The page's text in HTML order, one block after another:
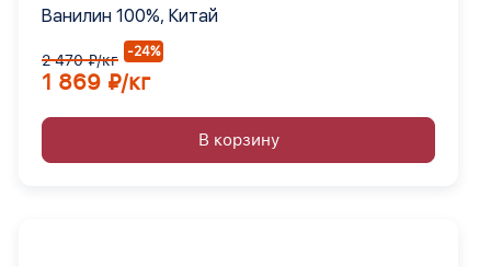
Ванилин 100%, Китай
2 470 ₽/кг -24%
1 869 ₽/кг
В корзину